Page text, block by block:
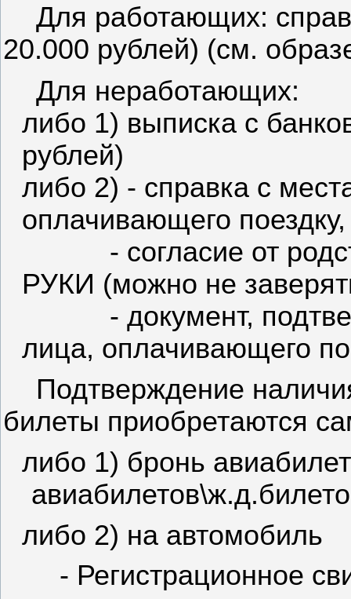
Для работающих:
20.000 рублей) (см.
Для неработающих:
либо 1) выписка с
рублей)
либо 2) - справка с
оплачивающего поездку,
- согласие от
РУКИ (можно не
- документ,
лица, оплачивающего
Подтверждение
билеты приобретаются
либо 1) бронь
либо 2) на автомобиль
- Регистрационное